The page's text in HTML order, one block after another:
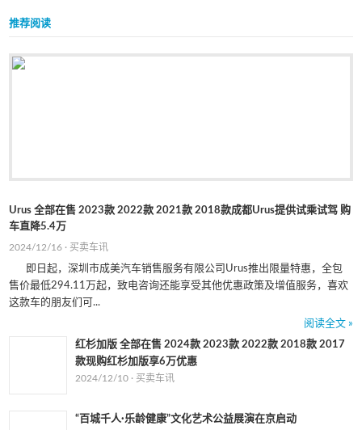
推荐阅读
Urus 全部在售 2023款 2022款 2021款 2018款成都Urus提供试乘试驾 购
车直降5.4万
2024/12/16 · 买卖车讯
即日起，深圳市成美汽车销售服务有限公司Urus推出限量特惠，全包
售价最低294.11万起，致电咨询还能享受其他优惠政策及增值服务，喜欢
这款车的朋友们可...
阅读全文 »
红杉加版 全部在售 2024款 2023款 2022款 2018款 2017
款现购红杉加版享6万优惠
2024/12/10 · 买卖车讯
“百城千人·乐龄健康”文化艺术公益展演在京启动